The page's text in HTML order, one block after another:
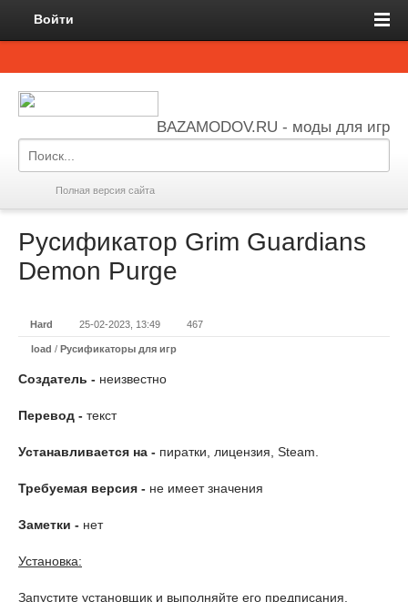
Войти
BAZAMODOV.RU - моды для игр
Полная версия сайта
Русификатор Grim Guardians
Demon Purge
Hard 25-02-2023, 13:49 467
load / Русификаторы для игр
Создатель - неизвестно
Перевод - текст
Устанавливается на - пиратки, лицензия, Steam.
Требуемая версия - не имеет значения
Заметки - нет
Установка:
Запустите установщик и выполняйте его предписания.